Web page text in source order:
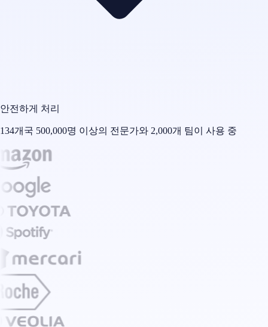
안전하게 처리
134개국 500,000명 이상의 전문가와 2,000개 팀이 사용 중